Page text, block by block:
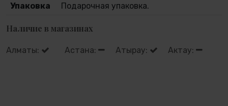
Упаковка
Подарочная упаковка.
Наличие в магазинах
Алматы: Астана: Атырау: Актау: